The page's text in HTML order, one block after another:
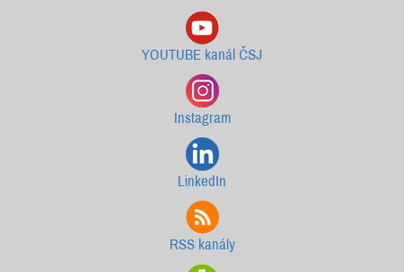
YOUTUBE kanál ČSJ
Instagram
LinkedIn
RSS kanály